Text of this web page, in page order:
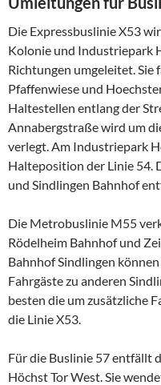
Die Expressbuslinie X53
Kolonie und Industriepark
Richtungen umgeleitet.
Pfaffenwiese und
Haltestellen entlang der
Annabergstraße wird um
verlegt. Am Industriepark
Halteposition der Linie 54.
und Sindlingen Bahnhof
Die Metrobuslinie M55
Rödelheim Bahnhof und
Bahnhof Sindlingen
Fahrgäste zu anderen
besten die um zusätzliche
die Linie X53.
Für die Buslinie 57 entfällt
Höchst Tor West. Sie